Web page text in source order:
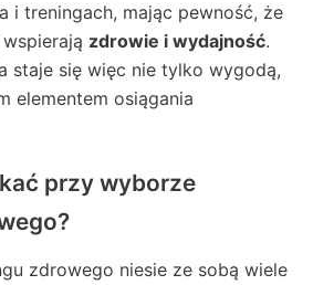
i treningach, mając pewność, że
zdrowie i wydajność.
staje się więc nie tylko wygodą,
elementem osiągania
przy wyborze
zdrowego niesie ze sobą wiele